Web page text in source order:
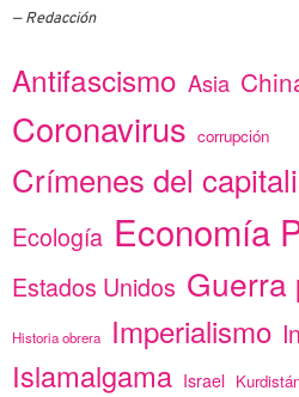
Redacción
Antifascismo Asia
Coronavirus corrupción
Crímenes del
Ecología Economía
Estados Unidos Guerra
Historia obrera Imperialismo
Islamalgama Israel